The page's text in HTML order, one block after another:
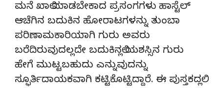
ಮನೆ ಖಾಲಿ ಮಾಡಬೇಕಾದ ಪ್ರಸಂಗಗಳು ಹಾಸ್ಟೆಲ್
ಆಚೆಗಿನ ಬದುಕಿನ ಹೋರಾಟಗಳನ್ನು ತುಂಬಾ
ಪರಿಣಾಮಕಾರಿಯಾಗಿ ಗುರು ಅವರು
ಬರೆದಿರುವುದಲ್ಲದೇ ಬದುಕಿನಲ್ಲಿ ಯಶಸ್ಸಿನ ಗುರು
ಹೇಗೆ ಮುಟ್ಟಬಹುದು ಎನ್ನುವುದನ್ನು
ಸ್ಫೂರ್ತಿದಾಯಕವಾಗಿ ಕಟ್ಟಿಕೊಟ್ಟಿದ್ದಾರೆ. ಈ‌ ಪುಸ್ತಕದಲ್ಲಿ